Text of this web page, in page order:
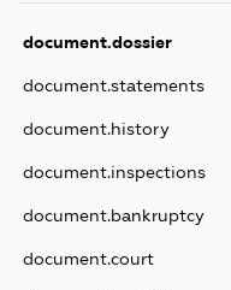
document.dossier
document.statements
document.history
document.inspections
document.bankruptcy
document.court